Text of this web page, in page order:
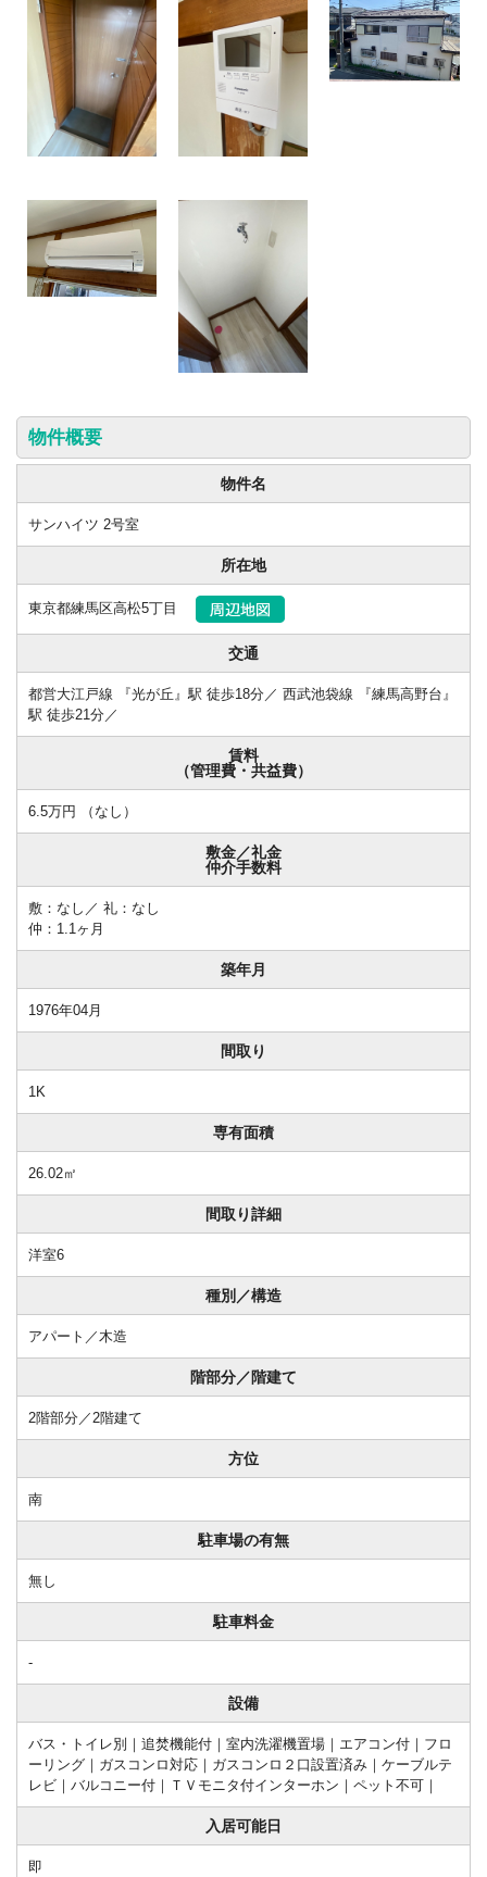
物件概要
物件名
サンハイツ 2号室
所在地
東京都練馬区高松5丁目
交通
都営大江戸線 『光が丘』駅 徒歩18分／ 西武池袋線 『練馬高野台』
駅 徒歩21分／
賃料
（管理費・共益費）
6.5万円 （なし）
敷金／礼金
仲介手数料
敷：なし／ 礼：なし
仲：1.1ヶ月
築年月
1976年04月
間取り
1K
専有面積
26.02㎡
間取り詳細
洋室6
種別／構造
アパート／木造
階部分／階建て
2階部分／2階建て
方位
南
駐車場の有無
無し
駐車料金
-
設備
バス・トイレ別｜追焚機能付｜室内洗濯機置場｜エアコン付｜フロ
ーリング｜ガスコンロ対応｜ガスコンロ２口設置済み｜ケーブルテ
レビ｜バルコニー付｜ＴＶモニタ付インターホン｜ペット不可｜
入居可能日
即